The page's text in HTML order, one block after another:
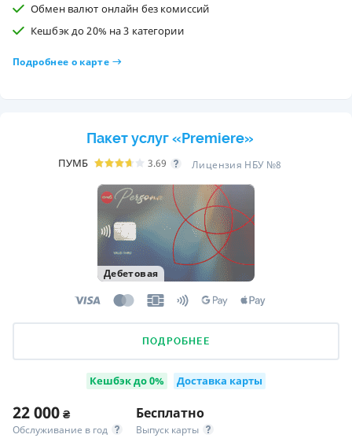
Обмен валют онлайн без комиссий
Кешбэк до 20% на 3 категории
Подробнее о карте
Пакет услуг «Premiere»
ПУМБ 3.69 Лицензия НБУ №8
Дебетовая
ПОДРОБНЕЕ
Кешбэк до 0% Доставка карты
22 000 ₴
Обслуживание в год
Бесплатно
Выпуск карты